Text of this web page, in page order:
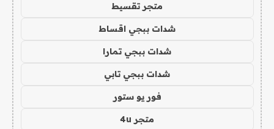
متجر تقسيط
شدات ببجي اقساط
شدات ببجي تمارا
شدات ببجي تابي
فور يو ستور
متجر 4u